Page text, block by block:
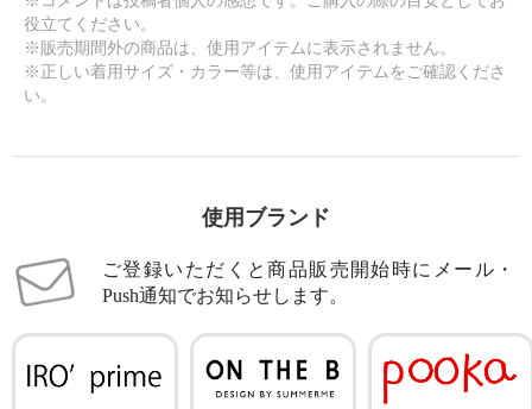
役立てください。
※販売期間外の商品は、使用アイテムに表示されません。
※正しい着用サイズ・カラー等は、使用アイテムをご確認くださ
い。
使用ブランド
ご登録いただくと商品販売開始時にメール・
Push通知でお知らせします。